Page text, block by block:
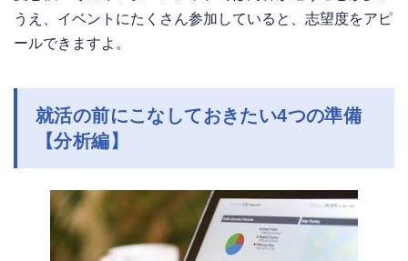
うえ、イベントにたくさん参加していると、志望度をアピ
ールできますよ。
就活の前にこなしておきたい4つの準備
【分析編】